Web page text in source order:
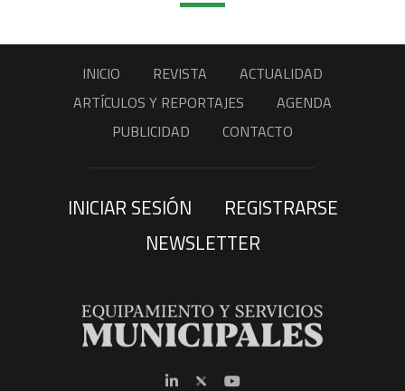
INICIO REVISTA
ACTUALIDAD
ARTÍCULOS Y REPORTAJES
AGENDA
PUBLICIDAD
CONTACTO
INICIAR SESIÓN
REGISTRARSE
NEWSLETTER